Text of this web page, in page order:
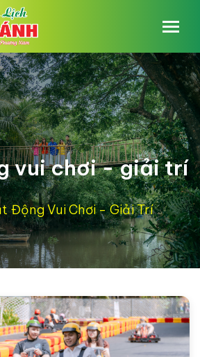
vui chơi - giải trí
Động Vui Chơi - Giải Trí